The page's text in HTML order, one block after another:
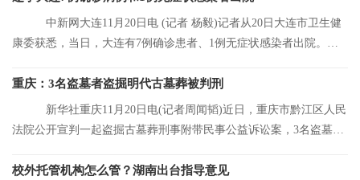
中新网大连11月20日电 (记者 杨毅)记者从20日大连市卫生健
康委获悉，当日，大连有7例确诊患者、1例无症状感染者出院。目
重庆：3名盗墓者盗掘明代古墓葬被判刑
新华社重庆11月20日电(记者周闻韬)近日，重庆市黔江区人民
法院公开宣判一起盗掘古墓葬刑事附带民事公益诉讼案，3名盗墓者
校外托管机构怎么管？湖南出台指导意见